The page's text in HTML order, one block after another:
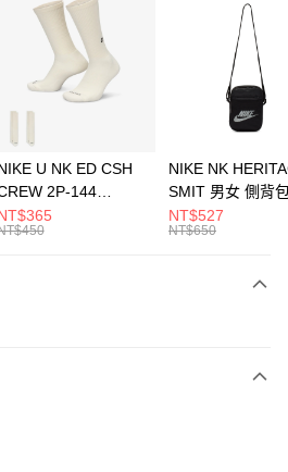
21家銀行
第一商業銀行
彰化商業銀行
，再付款。
】
享後付」後，將跳轉至「AFTEE先享後付」
以上)免運費
以上)免運費
U NK ED CSH
2P-144
男女 短統襪
NIKE NK
SMIT 男女 側背
BA5871010
NT$527
NT$650